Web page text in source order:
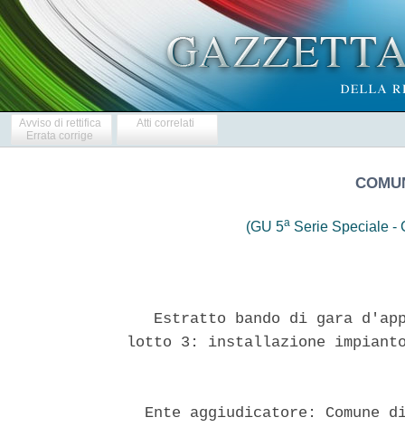
Avviso di rettifica
Errata corrige
Atti correlati
(GU 5a Serie Speciale -
Estratto bando di gara
lotto 3: installazione impianto
Ente aggiudicatore: Comune